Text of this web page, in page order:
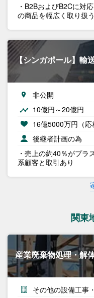
・B2BおよびB2Cに対
の商品を幅広く取り扱う
【シンガポール】輸
非公開
10億円～20億円
16億5000万円（応
後継者計画の為
・売上の約40％がプラ
系顧客と取引あり
関東
産業廃棄物処理・解
その他の設備工事